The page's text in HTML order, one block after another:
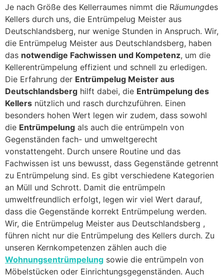
Je nach Größe des Kellerraumes nimmt die Räumungdes
Kellers durch uns, die Entrümpelug Meister aus
Deutschlandsberg, nur wenige Stunden in Anspruch. Wir,
die Entrümpelug Meister aus Deutschlandsberg, haben
das notwendige Fachwissen und Kompetenz, um die
Kellerentrümpelung effizient und schnell zu erledigen.
Die Erfahrung der Entrümpelug Meister aus
Deutschlandsberg hilft dabei, die Entrümpelung des
Kellers nützlich und rasch durchzuführen. Einen
besonders hohen Wert legen wir zudem, dass sowohl
die Entrümpelung als auch die entrümpeln von
Gegenständen fach- und umweltgerecht
vonstattengeht. Durch unsere Routine und das
Fachwissen ist uns bewusst, dass Gegenstände getrennt
zu Entrümpelung sind. Es gibt verschiedene Kategorien
an Müll und Schrott. Damit die entrümpeln
umweltfreundlich erfolgt, legen wir viel Wert darauf,
dass die Gegenstände korrekt Entrümpelung werden.
Wir, die Entrümpelug Meister aus Deutschlandsberg ,
führen nicht nur die Entrümpelung des Kellers durch. Zu
unseren Kernkompetenzen zählen auch die
Wohnungsentrümpelung sowie die entrümpeln von
Möbelstücken oder Einrichtungsgegenständen. Auch